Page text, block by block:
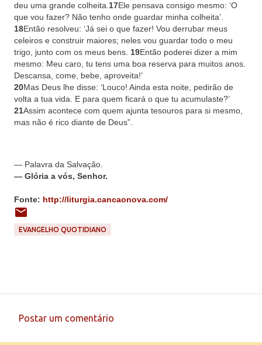
deu uma grande colheita. 17Ele pensava consigo mesmo: ‘O
que vou fazer? Não tenho onde guardar minha colheita’.
18Então resolveu: ‘Já sei o que fazer! Vou derrubar meus
celeiros e construir maiores; neles vou guardar todo o meu
trigo, junto com os meus bens. 19Então poderei dizer a mim
mesmo: Meu caro, tu tens uma boa reserva para muitos anos.
Descansa, come, bebe, aproveita!’
20Mas Deus lhe disse: ‘Louco! Ainda esta noite, pedirão de
volta a tua vida. E para quem ficará o que tu acumulaste?’
21Assim acontece com quem ajunta tesouros para si mesmo,
mas não é rico diante de Deus”.
— Palavra da Salvação.
— Glória a vós, Senhor.
Fonte: http://liturgia.cancaonova.com/
EVANGELHO QUOTIDIANO
Postar um comentário